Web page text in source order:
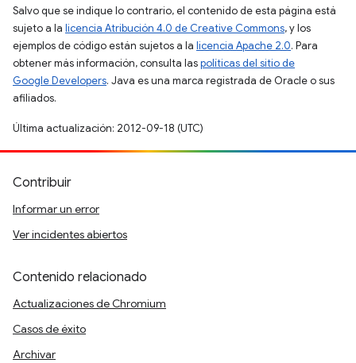
Salvo que se indique lo contrario, el contenido de esta página está
sujeto a la licencia Atribución 4.0 de Creative Commons, y los
ejemplos de código están sujetos a la licencia Apache 2.0. Para
obtener más información, consulta laspolíticas del sitio de
Google Developers. Java es una marca registrada de Oracle o sus
afiliados.
Última actualización: 2012-09-18 (UTC)
Contribuir
Informar un error
Ver incidentes abiertos
Contenido relacionado
Actualizaciones de Chromium
Casos de éxito
Archivar